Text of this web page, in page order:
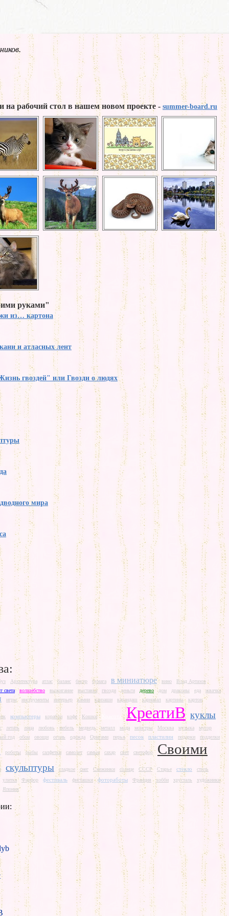
на рабочий стол в нашем новом проекте - summer-board.ru
руками"
из… картона
и атласных лент
гвоздей" или Гвозди о людях
мира
Архитектура атлас баланс бисер бумага в миниатюре вино
Влад Артазов
света
волшебство выжигание выставка гвозди деньги дерево дом драконы еда жвачка
игры инструменты интерьер камни канзаши карандаш карнавал картины картон
компьютеры корабли кофе Кошки КреатиВ куклы
летать лица любовь мебель медведь металл мода монстры Москва музыка
мусор
год
обои овощи огонь одежда Оригами перья песок пластилин подарки подделки
роботы рыбы салфетки самолет самые сахар свет светофор Своими
скульптуры сладкое снег Снежинки солнце СССР Старье стекло
стиль
улитка
Фарфор фестиваль фисташки фотоработы Франция хобби хрусталь
художники
Япония